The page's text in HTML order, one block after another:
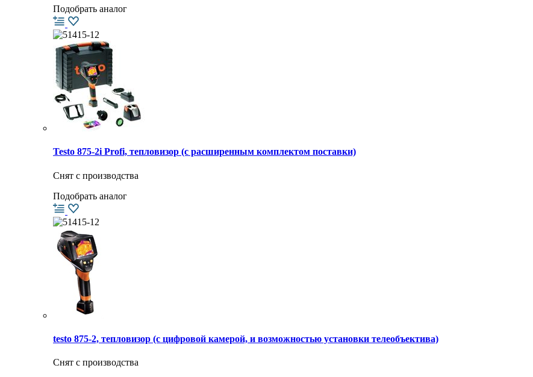
Подобрать аналог
Testo 875-2i Profi, тепловизор (с расширенным комплектом поставки)
Снят с производства
Подобрать аналог
testo 875-2, тепловизор (с цифровой камерой, и возможностью установки телеобъектива)
Снят с производства